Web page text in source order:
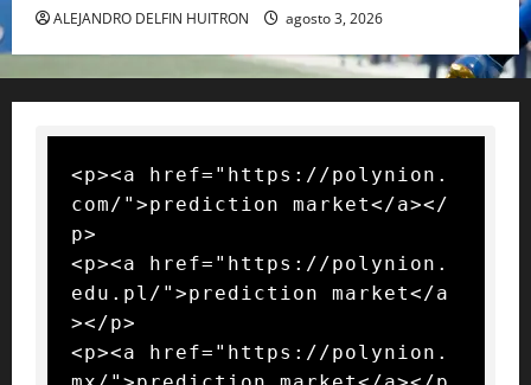
ALEJANDRO DELFIN HUITRON agosto 3, 2026
<p><a href="https://polynion.
com/">prediction market</a></
p>
<p><a href="https://polynion.
edu.pl/">prediction market</a
></p>
<p><a href="https://polynion.